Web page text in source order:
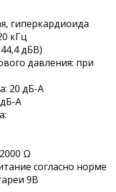
гиперкардиоида
кГц
дБВ)
давления: при
20 дБ-А
А
Ω
согласно норме
9В